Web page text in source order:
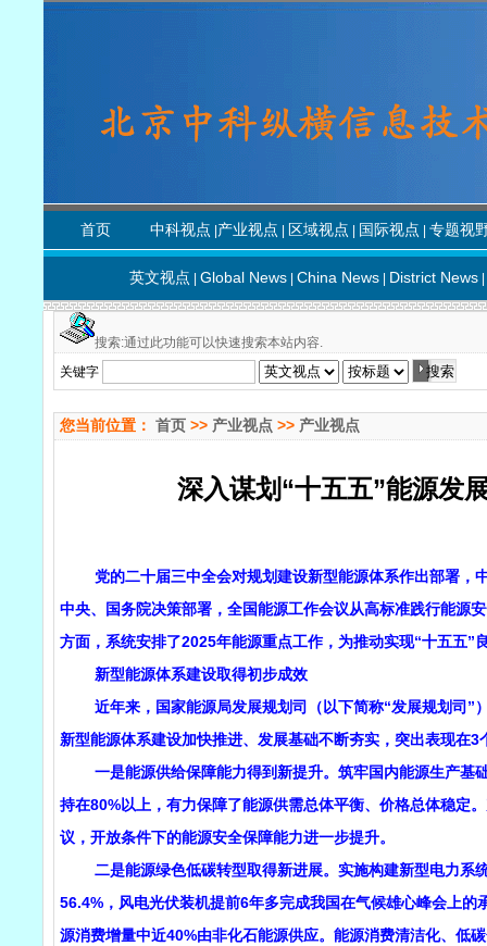
首页 中科视点 产业视点 区域视点 国际视点 专题视
英文视点 Global News China News District News
搜索:通过此功能可以快速搜索本站内容.
关键字
您当前位置： 首页 >> 产业视点 >> 产业视点
深入谋划“十五五”能源发
党的二十届三中全会对规划建设新型能源体系作出部署，
中央、国务院决策部署，全国能源工作会议从高标准践行能源
方面，系统安排了2025年能源重点工作，为推动实现“十五五
新型能源体系建设取得初步成效
近年来，国家能源局发展规划司（以下简称“发展规划司”
新型能源体系建设加快推进、发展基础不断夯实，突出表现在3
一是能源供给保障能力得到新提升。筑牢国内能源生产基
持在80%以上，有力保障了能源供需总体平衡、价格总体稳定
议，开放条件下的能源安全保障能力进一步提升。
二是能源绿色低碳转型取得新进展。实施构建新型电力系
56.4%，风电光伏装机提前6年多完成我国在气候雄心峰会上
源消费增量中近40%由非化石能源供应。能源消费清洁化、低